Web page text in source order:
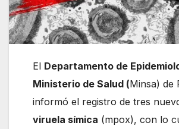
El Departamento de
Ministerio de Salud (Minsa) de
informó el registro de tres
viruela símica (mpox), con lo